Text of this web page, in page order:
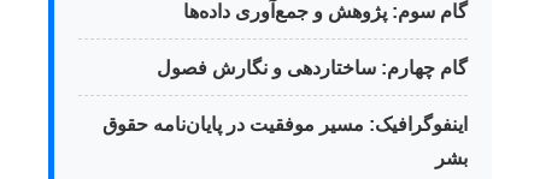
گام سوم: پژوهش و جمع‌آوری داده‌ها
گام چهارم: ساختاردهی و نگارش فصول
اینفوگرافیک: مسیر موفقیت در پایان‌نامه حقوق
بشر